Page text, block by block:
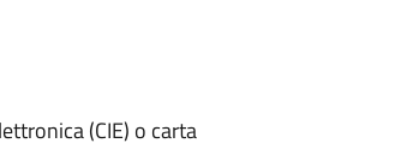
(CIE) o carta